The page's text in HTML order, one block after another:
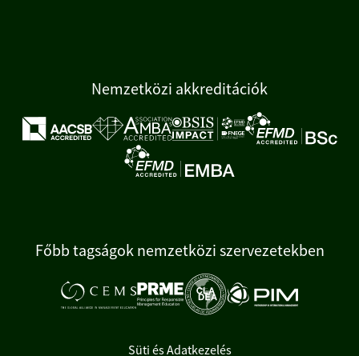
Nemzetközi akkreditációk
Főbb tagságok nemzetközi szervezetekben
Süti és Adatkezelés